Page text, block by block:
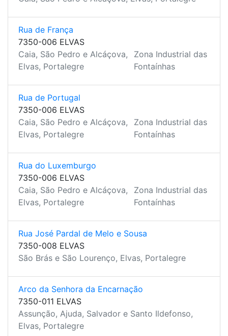
Rua de França
7350-006 ELVAS
Caia, São Pedro e Alcáçova,
Elvas, Portalegre
Zona Industrial das
Fontaínhas
Rua de Portugal
7350-006 ELVAS
Caia, São Pedro e Alcáçova,
Elvas, Portalegre
Zona Industrial das
Fontaínhas
Rua do Luxemburgo
7350-006 ELVAS
Caia, São Pedro e Alcáçova,
Elvas, Portalegre
Zona Industrial das
Fontaínhas
Rua José Pardal de Melo e Sousa
7350-008 ELVAS
São Brás e São Lourenço, Elvas, Portalegre
Arco da Senhora da Encarnação
7350-011 ELVAS
Assunção, Ajuda, Salvador e Santo Ildefonso,
Elvas, Portalegre